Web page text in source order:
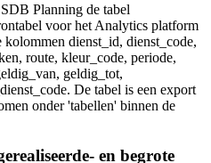
Planning de tabel
voor het Analytics platform
dienst_id, dienst_code,
route, kleur_code, periode,
geldig_tot,
De tabel is een export
onder 'tabellen' binnen de
en begrote